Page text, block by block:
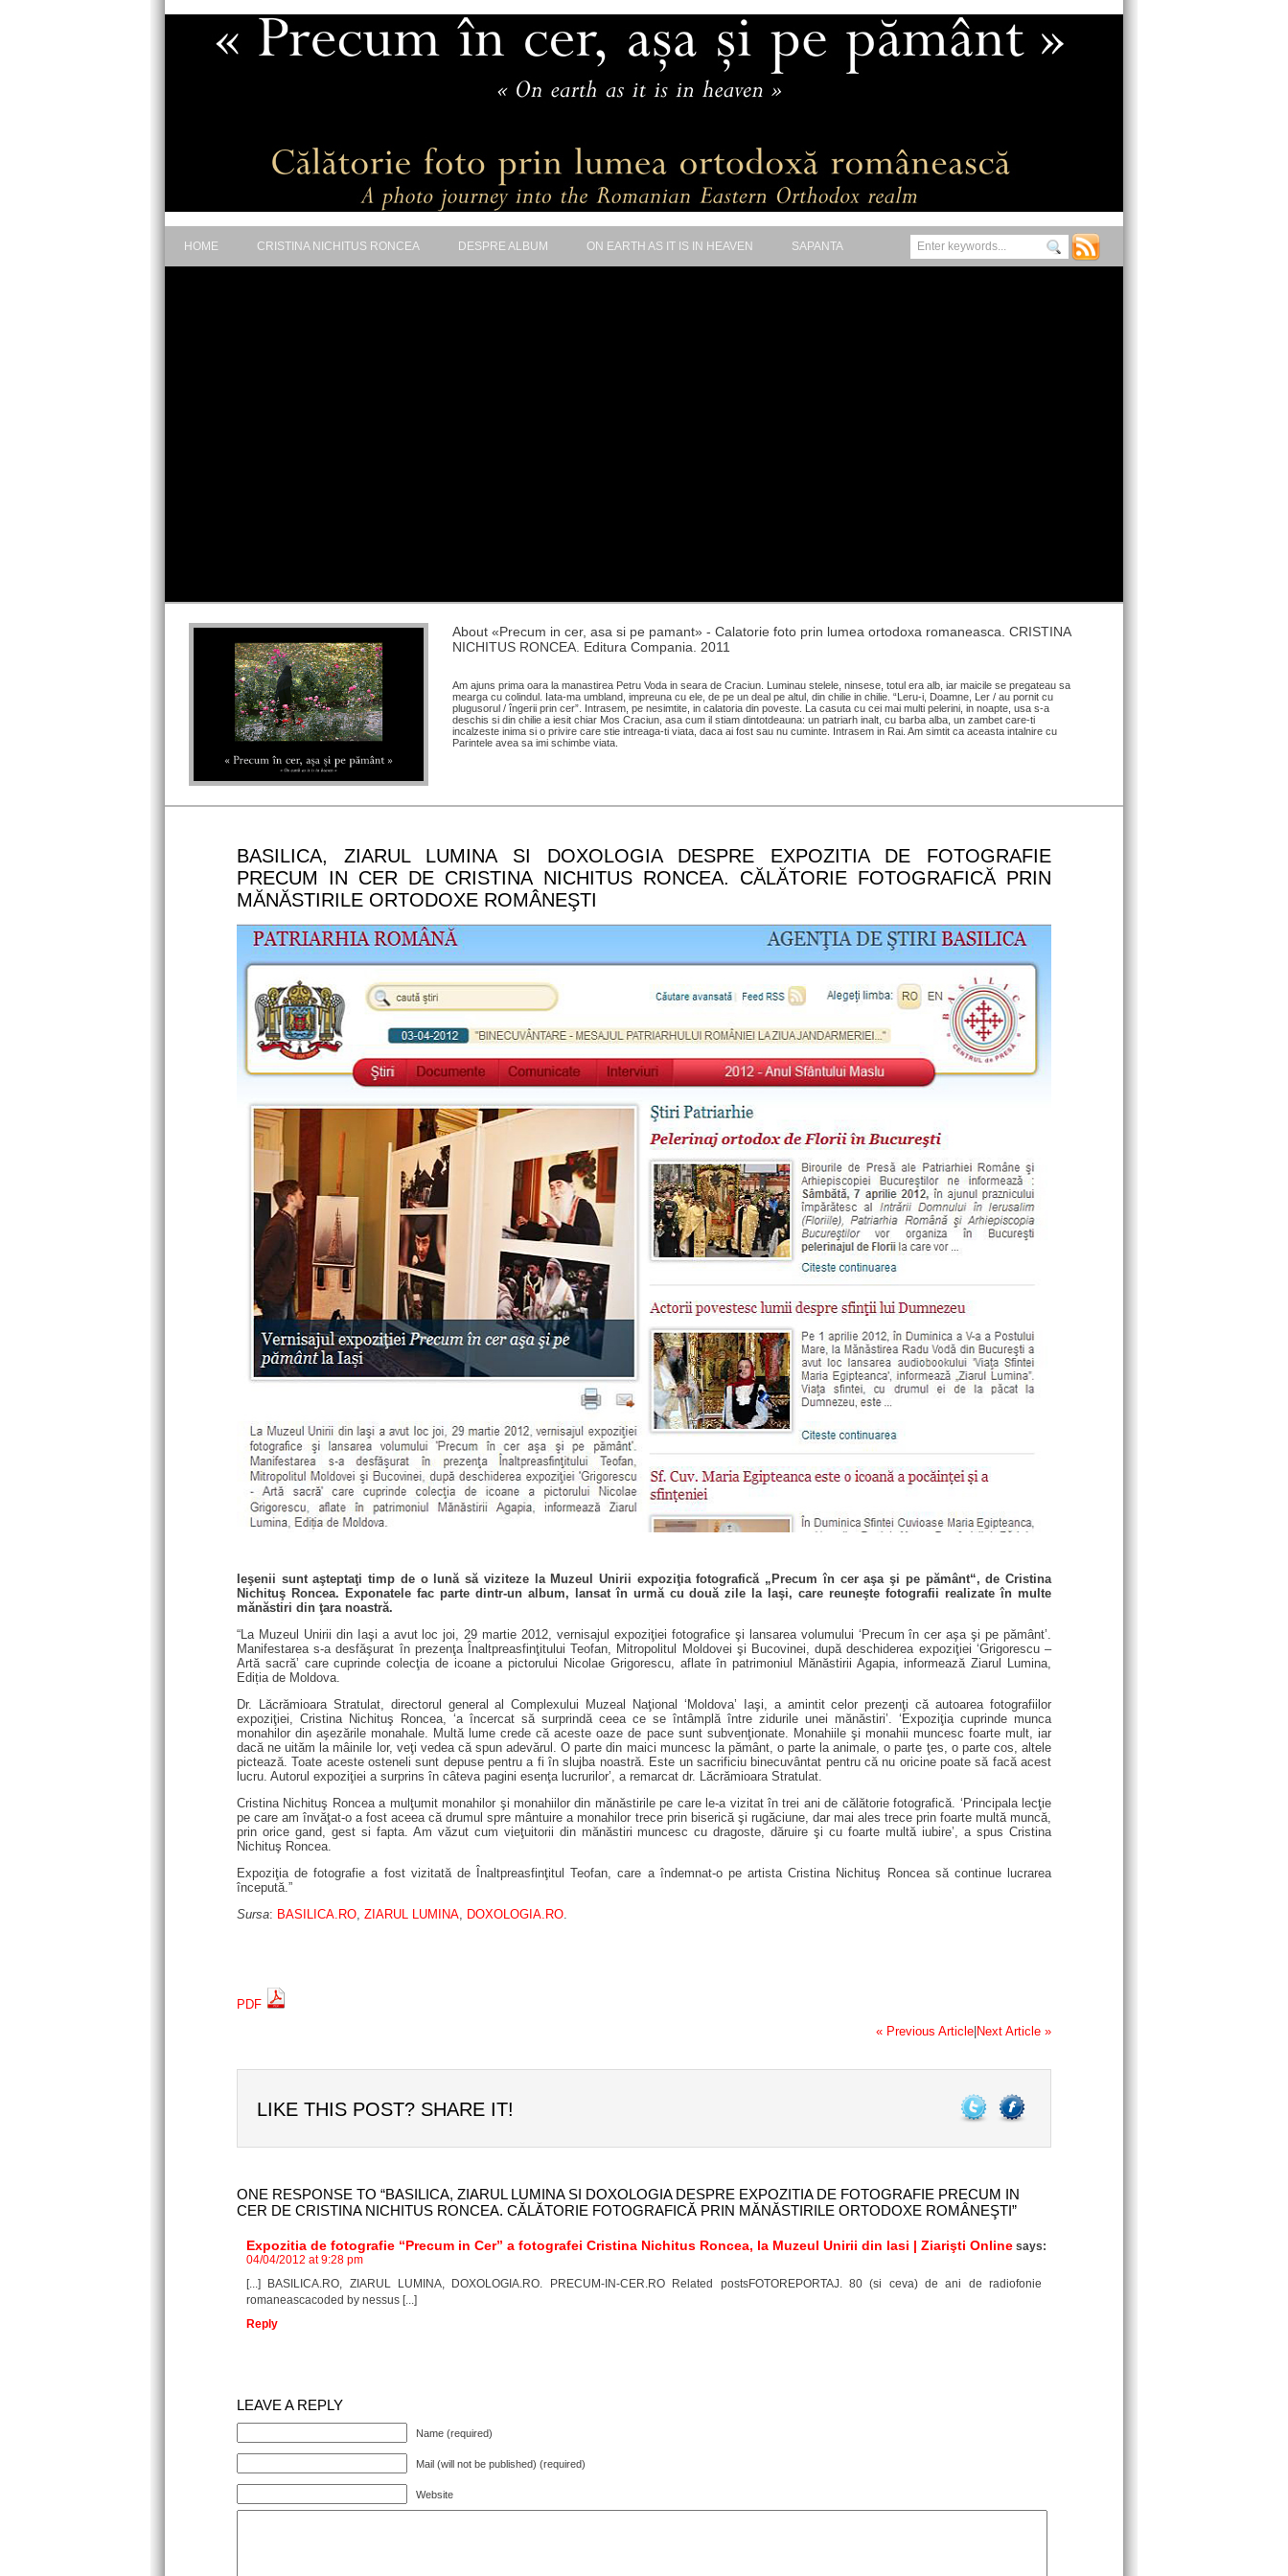
HOME CRISTINA NICHITUS RONCEA DESPRE ALBUM ON EARTH AS IT IS IN HEAVEN SAPANTA
Profile Picture
About «Precum in cer, asa si pe pamant» - Calatorie foto prin lumea ortodoxa romaneasca. CRISTINA
NICHITUS RONCEA. Editura Compania. 2011
Am ajuns prima oara la manastirea Petru Voda in seara de Craciun. Luminau stelele, ninsese, totul era alb, iar maicile se pregateau sa
mearga cu colindul. Iata-ma umbland, impreuna cu ele, de pe un deal pe altul, din chilie in chilie. “Leru-i, Doamne, Ler / au pornit cu
plugusorul / îngerii prin cer”. Intrasem, pe nesimtite, in calatoria din poveste. La casuta cu cei mai multi pelerini, in noapte, usa s-a
deschis si din chilie a iesit chiar Mos Craciun, asa cum il stiam dintotdeauna: un patriarh inalt, cu barba alba, un zambet care-ti
incalzeste inima si o privire care stie intreaga-ti viata, daca ai fost sau nu cuminte. Intrasem in Rai. Am simtit ca aceasta intalnire cu
Parintele avea sa imi schimbe viata.
BASILICA, ZIARUL LUMINA SI DOXOLOGIA DESPRE EXPOZITIA DE FOTOGRAFIE
PRECUM IN CER DE CRISTINA NICHITUS RONCEA. CĂLĂTORIE FOTOGRAFICĂ PRIN
MĂNĂSTIRILE ORTODOXE ROMÂNEŞTI
Ieşenii sunt aşteptaţi timp de o lună să viziteze la Muzeul Unirii expoziţia fotografică „Precum în cer aşa şi pe pământ“, de Cristina
Nichituş Roncea. Exponatele fac parte dintr-un album, lansat în urmă cu două zile la Iaşi, care reuneşte fotografii realizate în multe
mănăstiri din ţara noastră.
“La Muzeul Unirii din Iaşi a avut loc joi, 29 martie 2012, vernisajul expoziţiei fotografice şi lansarea volumului ‘Precum în cer aşa şi pe pământ’.
Manifestarea s-a desfăşurat în prezenţa Înaltpreasfinţitului Teofan, Mitropolitul Moldovei şi Bucovinei, după deschiderea expoziţiei ‘Grigorescu –
Artă sacră’ care cuprinde colecţia de icoane a pictorului Nicolae Grigorescu, aflate în patrimoniul Mănăstirii Agapia, informează Ziarul Lumina,
Ediția de Moldova.
Dr. Lăcrămioara Stratulat, directorul general al Complexului Muzeal Naţional ‘Moldova’ Iaşi, a amintit celor prezenţi că autoarea fotografiilor
expoziţiei, Cristina Nichituş Roncea, ‘a încercat să surprindă ceea ce se întâmplă între zidurile unei mănăstiri’. ‘Expoziţia cuprinde munca
monahilor din aşezările monahale. Multă lume crede că aceste oaze de pace sunt subvenţionate. Monahiile şi monahii muncesc foarte mult, iar
dacă ne uităm la mâinile lor, veţi vedea că spun adevărul. O parte din maici muncesc la pământ, o parte la animale, o parte ţes, o parte cos, altele
pictează. Toate aceste osteneli sunt depuse pentru a fi în slujba noastră. Este un sacrificiu binecuvântat pentru că nu oricine poate să facă acest
lucru. Autorul expoziţiei a surprins în câteva pagini esenţa lucrurilor’, a remarcat dr. Lăcrămioara Stratulat.
Cristina Nichituş Roncea a mulţumit monahilor şi monahiilor din mănăstirile pe care le-a vizitat în trei ani de călătorie fotografică. ‘Principala lecţie
pe care am învăţat-o a fost aceea că drumul spre mântuire a monahilor trece prin biserică şi rugăciune, dar mai ales trece prin foarte multă muncă,
prin orice gand, gest si fapta. Am văzut cum vieţuitorii din mănăstiri muncesc cu dragoste, dăruire şi cu foarte multă iubire’, a spus Cristina
Nichituş Roncea.
Expoziţia de fotografie a fost vizitată de Înaltpreasfinţitul Teofan, care a îndemnat-o pe artista Cristina Nichituş Roncea să continue lucrarea
începută.”
Sursa: BASILICA.RO, ZIARUL LUMINA, DOXOLOGIA.RO.
PDF
« Previous Article Next Article »
LIKE THIS POST? SHARE IT!
ONE RESPONSE TO “BASILICA, ZIARUL LUMINA SI DOXOLOGIA DESPRE EXPOZITIA DE FOTOGRAFIE PRECUM IN
CER DE CRISTINA NICHITUS RONCEA. CĂLĂTORIE FOTOGRAFICĂ PRIN MĂNĂSTIRILE ORTODOXE ROMÂNEŞTI”
Expozitia de fotografie “Precum in Cer” a fotografei Cristina Nichitus Roncea, la Muzeul Unirii din Iasi | Ziarişti Online says:
04/04/2012 at 9:28 pm
[...] BASILICA.RO, ZIARUL LUMINA, DOXOLOGIA.RO. PRECUM-IN-CER.RO Related postsFOTOREPORTAJ. 80 (si ceva) de ani de radiofonie
romaneascacoded by nessus [...]
Reply
LEAVE A REPLY
Name (required)
Mail (will not be published) (required)
Website